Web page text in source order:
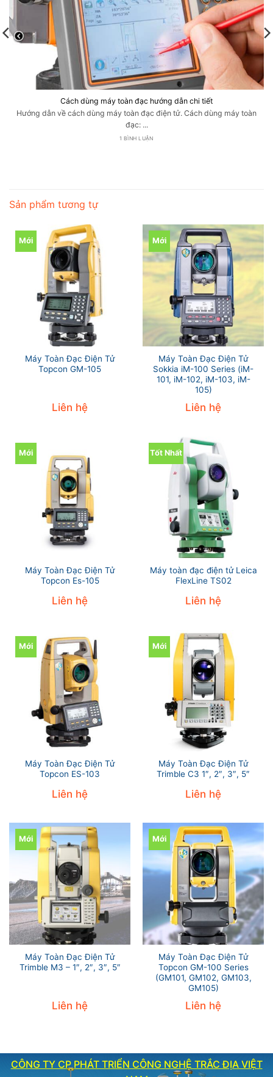
Cách dùng máy toàn đạc hướng dẫn chi tiết
Hướng dẫn về cách dùng máy toàn đạc điện tử. Cách dùng máy toàn
đạc: ...
1 BÌNH LUẬN
Sản phẩm tương tự
Mới
Máy Toàn Đạc Điện Tử
Topcon GM-105
Liên hệ
Mới
Máy Toàn Đạc Điện Tử
Sokkia iM-100 Series (iM-
101, iM-102, iM-103, iM-
105)
Liên hệ
Mới
Máy Toàn Đạc Điện Tử
Topcon Es-105
Liên hệ
Tốt Nhất
Máy toàn đạc điện tử Leica
FlexLine TS02
Liên hệ
Mới
Máy Toàn Đạc Điện Tử
Topcon ES-103
Liên hệ
Mới
Máy Toàn Đạc Điện Tử
Trimble C3 1″, 2″, 3″, 5″
Liên hệ
Mới
Máy Toàn Đạc Điện Tử
Trimble M3 – 1″, 2″, 3″, 5″
Liên hệ
Mới
Máy Toàn Đạc Điện Tử
Topcon GM-100 Series
(GM101, GM102, GM103,
GM105)
Liên hệ
CÔNG TY CP PHÁT TRIỂN CÔNG NGHỆ TRẮC ĐỊA VIỆT